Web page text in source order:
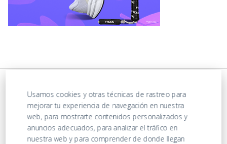
Usamos cookies y otras técnicas de rastreo para
mejorar tu experiencia de navegación en nuestra
web, para mostrarte contenidos personalizados y
anuncios adecuados, para analizar el tráfico en
nuestra web y para comprender de donde llegan